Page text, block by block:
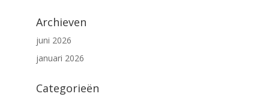
Archieven
juni 2026
januari 2026
Categorieën